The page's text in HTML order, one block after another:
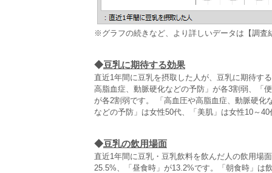
※グラフの続きなど、より詳しいデータは【調査
◆豆乳に期待する効果
直近1年間に豆乳を摂取した人が、豆乳に期待す
高脂血症、動脈硬化などの予防」が各3割弱、「
が各2割弱です。 「高血圧や高脂血症、動脈硬
などの予防」は女性50代、「美肌」は女性10～
◆豆乳の飲用場面
直近1年間に豆乳・豆乳飲料を飲んだ人の飲用場
25.5%、「昼食時」が13.2%です。「朝食時」は